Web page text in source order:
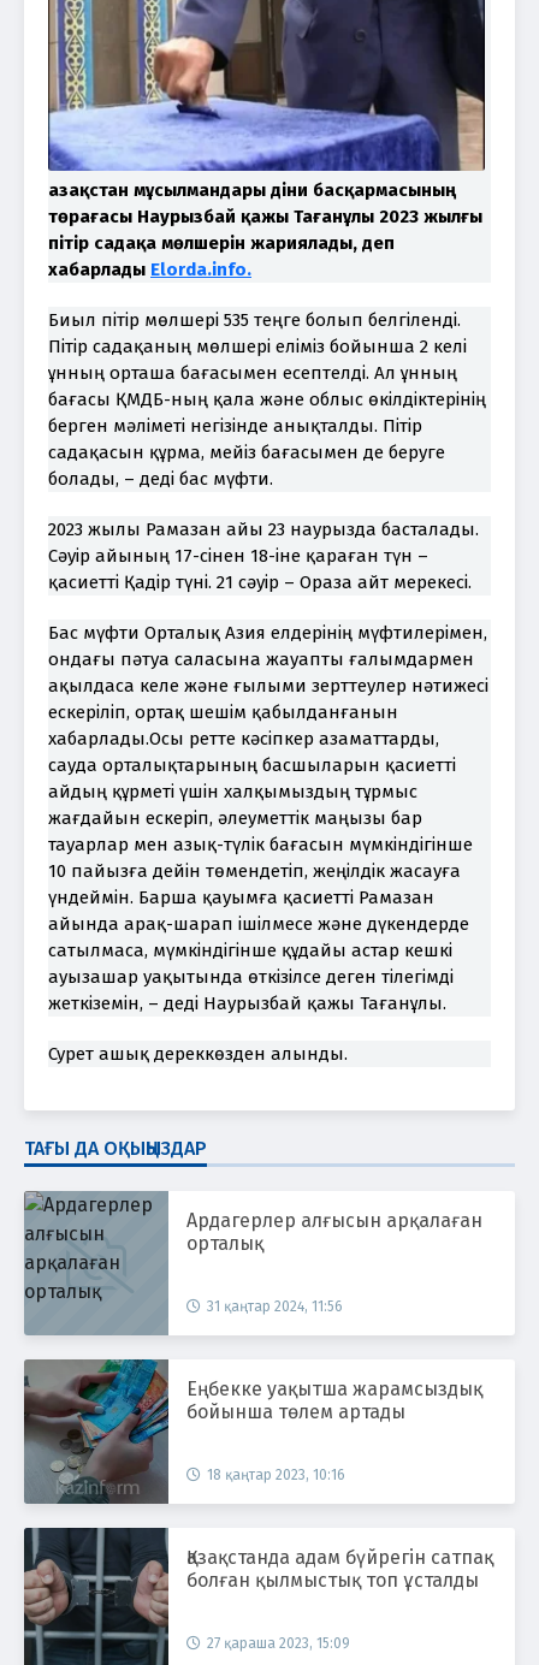
Қазақстан мұсылмандары діни басқармасының
төрағасы Наурызбай қажы Тағанұлы 2023 жылғы
пітір садақа мөлшерін жариялады, деп
хабарлады Elorda.info.
Биыл пітір мөлшері 535 теңге болып белгіленді.
Пітір садақаның мөлшері еліміз бойынша 2 келі
ұнның орташа бағасымен есептелді. Ал ұнның
бағасы ҚМДБ-ның қала және облыс өкілдіктерінің
берген мәліметі негізінде анықталды. Пітір
садақасын құрма, мейіз бағасымен де беруге
болады, – деді бас мүфти.
2023 жылы Рамазан айы 23 наурызда басталады.
Сәуір айының 17-сінен 18-іне қараған түн –
қасиетті Қадір түні. 21 сәуір – Ораза айт мерекесі.
Бас мүфти Орталық Азия елдерінің мүфтилерімен,
ондағы пәтуа саласына жауапты ғалымдармен
ақылдаса келе және ғылыми зерттеулер нәтижесі
ескеріліп, ортақ шешім қабылданғанын
хабарлады.Осы ретте кәсіпкер азаматтарды,
сауда орталықтарының басшыларын қасиетті
айдың құрметі үшін халқымыздың тұрмыс
жағдайын ескеріп, әлеуметтік маңызы бар
тауарлар мен азық-түлік бағасын мүмкіндігінше
10 пайызға дейін төмендетіп, жеңілдік жасауға
үндеймін. Барша қауымға қасиетті Рамазан
айында арақ-шарап ішілмесе және дүкендерде
сатылмаса, мүмкіндігінше құдайы астар кешкі
ауызашар уақытында өткізілсе деген тілегімді
жеткіземін, – деді Наурызбай қажы Тағанұлы.
Сурет ашық дереккөзден алынды.
ТАҒЫ ДА ОҚЫҢЫЗДАР
Ардагерлер алғысын арқалаған
орталық
31 қаңтар 2024, 11:56
Еңбекке уақытша жарамсыздық
бойынша төлем артады
18 қаңтар 2023, 10:16
Қазақстанда адам бүйрегін сатпақ
болған қылмыстық топ ұсталды
27 қараша 2023, 15:09